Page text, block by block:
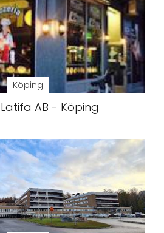
Köping
AB - Köping